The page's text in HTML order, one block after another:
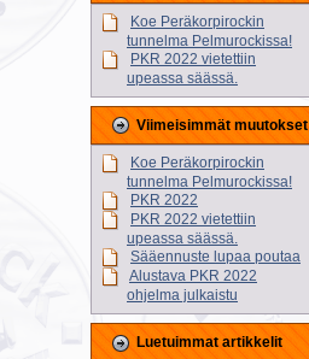
Koe Peräkorpirockin
tunnelma Pelmurockissa!
PKR 2022 vietettiin
upeassa säässä.
Viimeisimmät muutokset
Koe Peräkorpirockin
tunnelma Pelmurockissa!
PKR 2022
PKR 2022 vietettiin
upeassa säässä.
Sääennuste lupaa poutaa
Alustava PKR 2022
ohjelma julkaistu
Luetuimmat artikkelit